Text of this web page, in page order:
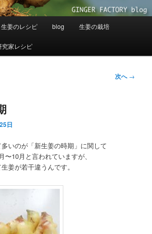
生姜のレシピ blog 生姜の栽培
究家レシピ
次へ→
日
いのが「新生姜の時期」に関して
〜10月と言われていますが、
姜が若干違うんです。